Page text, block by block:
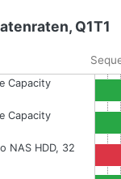
Q1T1
Capacity
Capacity
NAS HDD, 32